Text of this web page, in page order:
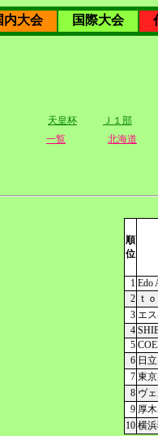
内大会 国際大会
天皇杯 Ｊ１部
一覧
北海道
順
位
1 Edo
2 ｔ
3 エ
4
5
6 日
7 東
8 ヴ
9 厚
10 横